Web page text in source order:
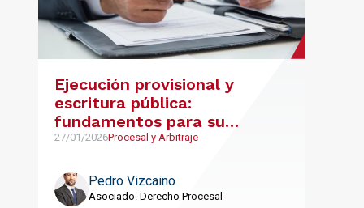
Ejecución provisional y
escritura pública:
fundamentos para su
viabilidad
27/01/2026Procesal y Arbitraje
Pedro Vizcaino
Asociado. Derecho Procesal